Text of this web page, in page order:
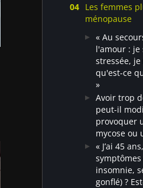
vulvaires et
Les muscles
symptômes
Comment
symptômes ?
Qu'est-ce
de quoi est-il
Comment
flore de mon
rapports
Quel est ce
ma culotte,
Comment
jardin » ?
Quelle odeur
? Est-ce
sent mauvais ?
Qu'est-ce
Comment
urinaire et
Pourquoi ça
Les femmes
ménopause
« Au
l'amour : je
stressée, je
qu'est-ce
»
Avoir trop
peut-il
provoquer
mycose ou
« J’ai 45
insomnie,
gonflé) ?